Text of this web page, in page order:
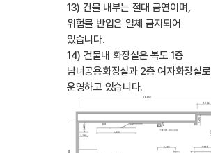
13) 건물 내부는 절대 금연이며,
위험물 반입은 일체 금지되어
있습니다.
14) 건물내 화장실은 복도 1층
남녀공용화장실과 2층 여자화장실로
운영하고 있습니다.